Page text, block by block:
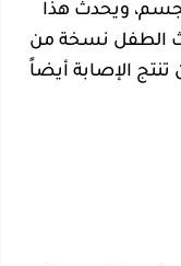
ويحدث هذا
الطفل نسخة من
الإصابة أيضاً